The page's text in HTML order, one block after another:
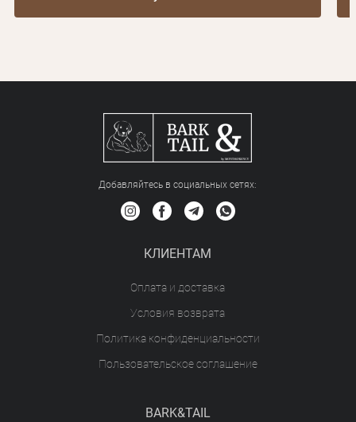
Добавляйтесь в социальных сетяx:
КЛИЕНТАМ
Оплата и доставка
Условия возврата
Политика конфиденциальности
Пользовательское соглашение
BARK&TAIL